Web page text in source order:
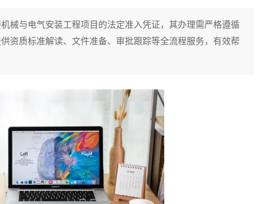
械与电气安装工程项目的法定准入凭证，其办理需严格遵循
资质标准解读、文件准备、审批跟踪等全流程服务，有效帮